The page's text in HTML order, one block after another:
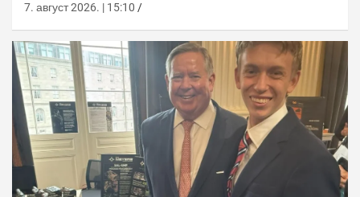
7. август 2026. | 15:10